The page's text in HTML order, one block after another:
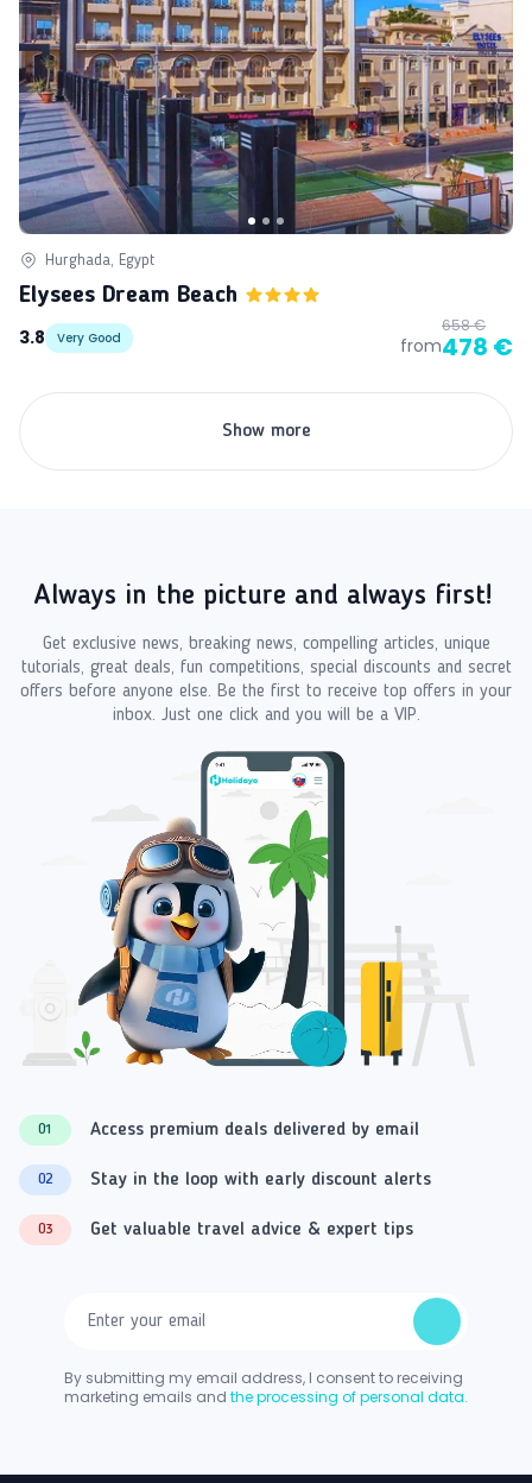
Hurghada, Egypt
Elysees Dream Beach
3.8
Very Good from
658 €
478 €
Show more
Always in the picture and always first!
Get exclusive news, breaking news, compelling articles, unique
tutorials, great deals, fun competitions, special discounts and secret
offers before anyone else. Be the first to receive top offers in your
inbox. Just one click and you will be a VIP.
01 Access premium deals delivered by email
02 Stay in the loop with early discount alerts
03 Get valuable travel advice & expert tips
By submitting my email address, I consent to receiving
marketing emails and the processing of personal data.